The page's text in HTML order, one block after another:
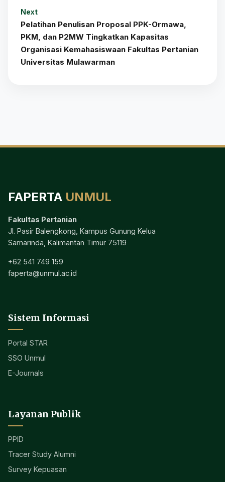
Next
Pelatihan Penulisan Proposal PPK-Ormawa,
PKM, dan P2MW Tingkatkan Kapasitas
Organisasi Kemahasiswaan Fakultas Pertanian
Universitas Mulawarman
FAPERTA UNMUL
Fakultas Pertanian
Jl. Pasir Balengkong, Kampus Gunung Kelua
Samarinda, Kalimantan Timur 75119
+62 541 749 159
faperta@unmul.ac.id
Sistem Informasi
Portal STAR
SSO Unmul
E-Journals
Layanan Publik
PPID
Tracer Study Alumni
Survey Kepuasan